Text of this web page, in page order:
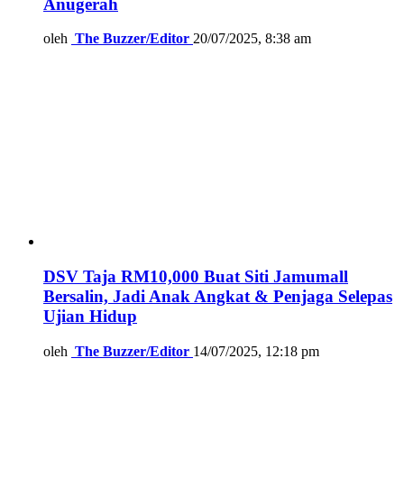
oleh The Buzzer/Editor 20/07/2025, 8:38 am
DSV Taja RM10,000 Buat Siti Jamumall
Bersalin, Jadi Anak Angkat & Penjaga Selepas
Ujian Hidup
oleh The Buzzer/Editor 14/07/2025, 12:18 pm